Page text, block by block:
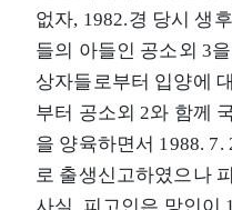
없자, 1982.경 당시 생
들의 아들인 공소외 3
상자들로부터 입양에
부터 공소외 2와 함께
을 양육하면서 1988.
로 출생신고하였으나
사실, 피고인은 망인이